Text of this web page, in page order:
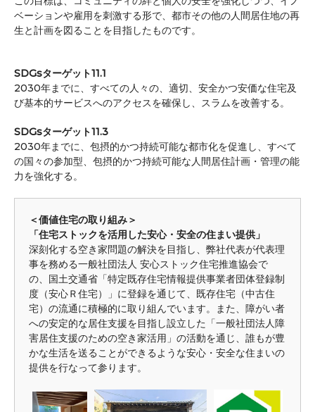
ベーションや雇用を刺激する形で、都市その他の人間居住地の再
生と計画を図ることを目指したものです。
SDGsターゲット11.1
2030年までに、すべての人々の、適切、安全かつ安価な住宅及
び基本的サービスへのアクセスを確保し、スラムを改善する。
SDGsターゲット11.3
2030年までに、包摂的かつ持続可能な都市化を促進し、すべて
の国々の参加型、包摂的かつ持続可能な人間居住計画・管理の能
力を強化する。
＜価値住宅の取り組み＞
「住宅ストックを活用した安心・安全の住まい提供」
深刻化する空き家問題の解決を目指し、弊社代表が代表理
事を務める一般社団法人 安心ストック住宅推進協会で
の、国土交通省「特定既存住宅情報提供事業者団体登録制
度（安心Ｒ住宅）」に登録を通じて、既存住宅（中古住
宅）の流通に積極的に取り組んでいます。また、障がい者
への安定的な居住支援を目指し設立した「一般社団法人障
害居住支援のための空き家活用」の活動を通じ、誰もが豊
かな生活を送ることができるような安心・安全な住まいの
提供を行なって参ります。